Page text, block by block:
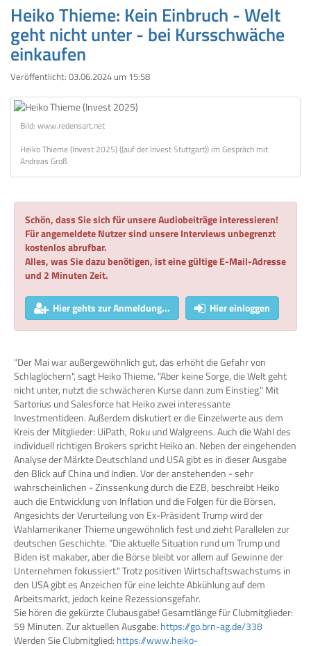
Heiko Thieme: Kein Einbruch - Welt
geht nicht unter - bei Kursschwäche
einkaufen
Veröffentlicht: 03.06.2024 um 15:58
Bild: www.redensart.net
Heiko Thieme (Invest 2025) ((auf der Invest Stuttgart)) im Gespräch mit
Andreas Groß
Schön, dass Sie sich für unsere Audiobeiträge interessieren!
Für angemeldete Nutzer sind unsere Interviews unbegrenzt
kostenlos abrufbar.
Alles, was Sie dazu benötigen, ist eine gültige E-Mail-Adresse
und 2 Minuten Zeit.
Hier gehts zur Anmeldung... Hier einloggen
"Der Mai war außergewöhnlich gut, das erhöht die Gefahr von
Schlaglöchern", sagt Heiko Thieme. "Aber keine Sorge, die Welt geht
nicht unter, nutzt die schwächeren Kurse dann zum Einstieg." Mit
Sartorius und Salesforce hat Heiko zwei interessante
Investmentideen. Außerdem diskutiert er die Einzelwerte aus dem
Kreis der Mitglieder: UiPath, Roku und Walgreens. Auch die Wahl des
individuell richtigen Brokers spricht Heiko an. Neben der eingehenden
Analyse der Märkte Deutschland und USA gibt es in dieser Ausgabe
den Blick auf China und Indien. Vor der anstehenden - sehr
wahrscheinlichen - Zinssenkung durch die EZB, beschreibt Heiko
auch die Entwicklung von Inflation und die Folgen für die Börsen.
Angesichts der Verurteilung von Ex-Präsident Trump wird der
Wahlamerikaner Thieme ungewöhnlich fest und zieht Parallelen zur
deutschen Geschichte. "Die aktuelle Situation rund um Trump und
Biden ist makaber, aber die Börse bleibt vor allem auf Gewinne der
Unternehmen fokussiert." Trotz positiven Wirtschaftswachstums in
den USA gibt es Anzeichen für eine leichte Abkühlung auf dem
Arbeitsmarkt, jedoch keine Rezessionsgefahr.
Sie hören die gekürzte Clubausgabe! Gesamtlänge für Clubmitglieder:
59 Minuten. Zur aktuellen Ausgabe: https://go.brn-ag.de/338
Werden Sie Clubmitglied: https://www.heiko-